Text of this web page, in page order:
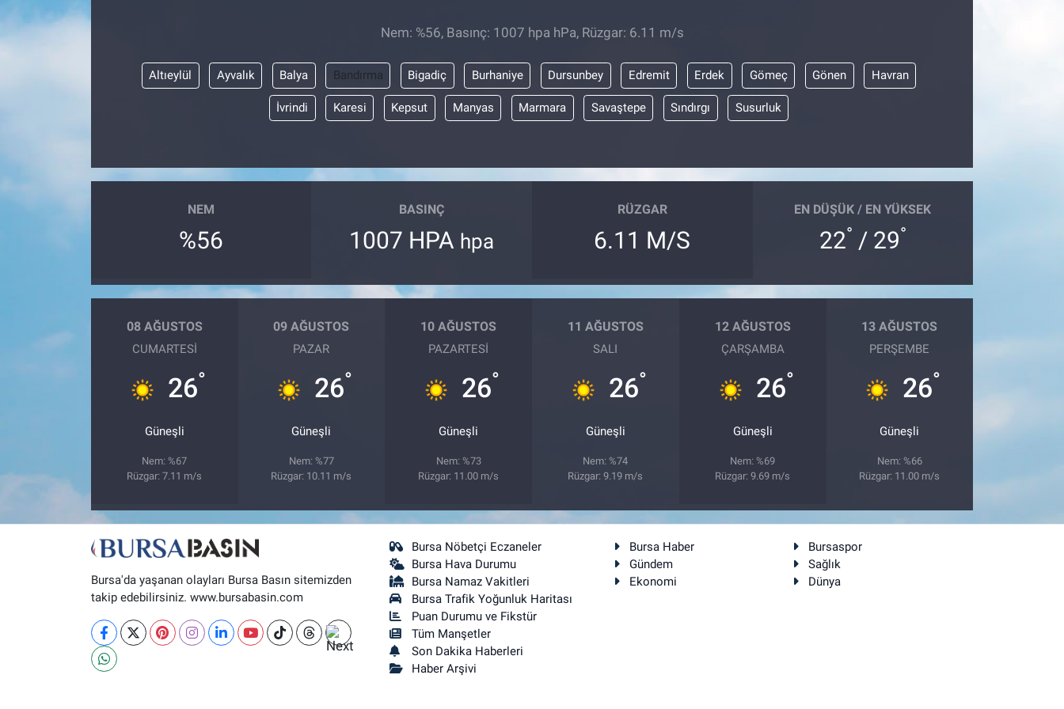
Nem: %56, Basınç: 1007 hpa hPa, Rüzgar: 6.11 m/s
Altıeylül Ayvalık Balya Bandırma Bigadiç Burhaniye Dursunbey Edremit Erdek Gömeç Gönen Havran
İvrindi Karesi Kepsut Manyas Marmara Savaştepe Sındırgı Susurluk
NEM
%56
BASINÇ
1007 HPA hpa
RÜZGAR
6.11 M/S
EN DÜŞÜK / EN YÜKSEK
22° / 29°
08 AĞUSTOS
CUMARTESI
26°
Güneşli
Nem: %67
Rüzgar: 7.11 m/s
09 AĞUSTOS
PAZAR
26°
Güneşli
Nem: %77
Rüzgar: 10.11 m/s
10 AĞUSTOS
PAZARTESI
26°
Güneşli
Nem: %73
Rüzgar: 11.00 m/s
11 AĞUSTOS
SALI
26°
Güneşli
Nem: %74
Rüzgar: 9.19 m/s
12 AĞUSTOS
ÇARŞAMBA
26°
Güneşli
Nem: %69
Rüzgar: 9.69 m/s
13 AĞUSTOS
PERŞEMBE
26°
Güneşli
Nem: %66
Rüzgar: 11.00 m/s
Bursa'da yaşanan olayları Bursa Basın sitemizden
takip edebilirsiniz. www.bursabasin.com
Bursa Nöbetçi Eczaneler
Bursa Hava Durumu
Bursa Namaz Vakitleri
Bursa Trafik Yoğunluk Haritası
Puan Durumu ve Fikstür
Tüm Manşetler
Son Dakika Haberleri
Haber Arşivi
Bursa Haber
Bursaspor
Gündem
Sağlık
Ekonomi
Dünya
Sağlık
Nöbetçi Eczaneler